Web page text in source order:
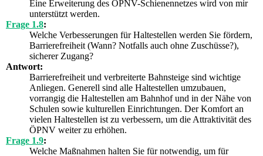
Eine Erweiterung des ÖPNV-Schienennetzes wird von mir
unterstützt werden.
Frage 1.8:
Welche Verbesserungen für Haltestellen werden Sie fördern,
Barrierefreiheit (Wann? Notfalls auch ohne Zuschüsse?),
sicherer Zugang?
Antwort:
Barrierefreiheit und verbreiterte Bahnsteige sind wichtige
Anliegen. Generell sind alle Haltestellen umzubauen,
vorrangig die Haltestellen am Bahnhof und in der Nähe von
Schulen sowie kulturellen Einrichtungen. Der Komfort an
vielen Haltestellen ist zu verbessern, um die Attraktivität des
ÖPNV weiter zu erhöhen.
Frage 1.9:
Welche Maßnahmen halten Sie für notwendig, um für